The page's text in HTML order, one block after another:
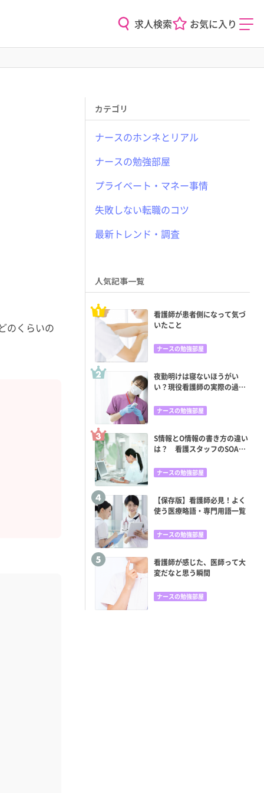
求人検索 お気に入り
のくらいの
カテゴリ
ナースのホンネとリアル
ナースの勉強部屋
プライベート・マネー事情
失敗しない転職のコツ
最新トレンド・調査
人気記事一覧
看護師が患者側になって気づ
いたこと
ナースの勉強部屋
夜勤明けは寝ないほうがい
い？現役看護師の実際の過ご
ナースの勉強部屋
S情報とO情報の書き方の違い
は？ 看護スタッフのSOAP
ナースの勉強部屋
【保存版】看護師必見！よく
使う医療略語・専門用語一覧
ナースの勉強部屋
看護師が感じた、医師って大
変だなと思う瞬間
ナースの勉強部屋